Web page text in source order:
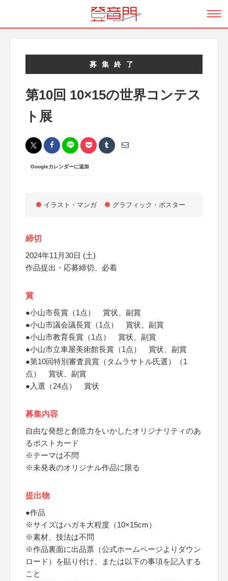
募集終了
第10回 10×15の世界コンテス
ト展
Googleカレンダーに追加
イラスト・マンガ グラフィック・ポスター
締切
2024年11月30日 (土)
作品提出・応募締切、必着
賞
●小山市長賞（1点） 賞状、副賞
●小山市議会議長賞（1点） 賞状、副賞
●小山市教育長賞（1点） 賞状、副賞
●小山市立車屋美術館長賞（1点） 賞状、副賞
●第10回特別審査員賞（タムラサトル氏選）（1
点） 賞状、副賞
●入選（24点） 賞状
募集内容
自由な発想と創造力をいかしたオリジナリティのあ
るポストカード
※テーマは不問
※未発表のオリジナル作品に限る
提出物
●作品
※サイズはハガキ大程度（10×15cm）
※素材、技法は不問
※作品裏面に出品票（公式ホームページよりダウン
ロード）を貼り付け、または以下の事項を記入する
こと